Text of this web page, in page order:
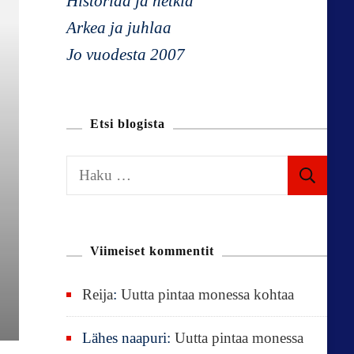
Arkea ja juhlaa
Jo vuodesta 2007
Etsi blogista
a
Viimeiset kommentit
Reija:Uutta pintaa monessa kohtaa
Lähes naapuri:Uutta pintaa monessa